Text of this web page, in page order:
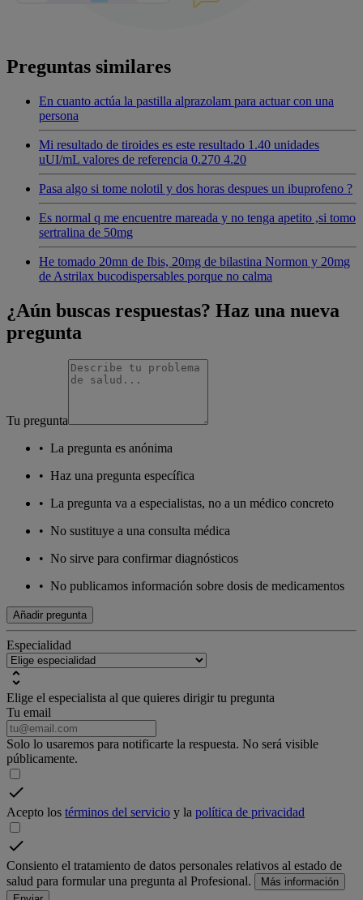
Preguntas similares
En cuanto actúa la pastilla alprazolam para actuar con una
persona
Mi resultado de tiroides es este resultado 1.40 unidades
uUI/mL valores de referencia 0.270 4.20
Pasa algo si tome nolotil y dos horas despues un ibuprofeno ?
Es normal q me encuentre mareada y no tenga apetito ,si tomo
sertralina de 50mg
He tomado 20mn de Ibis, 20mg de bilastina Normon y 20mg
de Astrilax bucodispersables porque no calma
¿Aún buscas respuestas? Haz una nueva
pregunta
Tu pregunta
• La pregunta es anónima
• Haz una pregunta específica
• La pregunta va a especialistas, no a un médico concreto
• No sustituye a una consulta médica
• No sirve para confirmar diagnósticos
• No publicamos información sobre dosis de medicamentos
Añadir pregunta
Especialidad
Elige el especialista al que quieres dirigir tu pregunta
Tu email
Solo lo usaremos para notificarte la respuesta. No será visible
públicamente.
Acepto los términos del servicio y la política de privacidad
Consiento el tratamiento de datos personales relativos al estado de
salud para formular una pregunta al Profesional.
Más información